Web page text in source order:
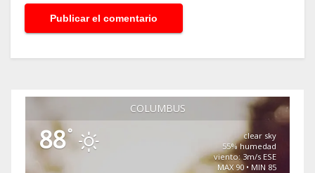
COLUMBUS
88°
clear sky
55% humedad
viento: 3m/s ESE
MAX 90 • MIN 85